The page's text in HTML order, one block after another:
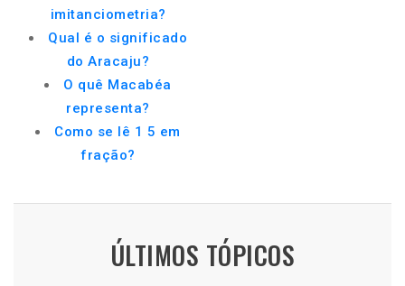
imitanciometria?
Qual é o significado
do Aracaju?
O quê Macabéa
representa?
Como se lê 1 5 em
fração?
ÚLTIMOS TÓPICOS